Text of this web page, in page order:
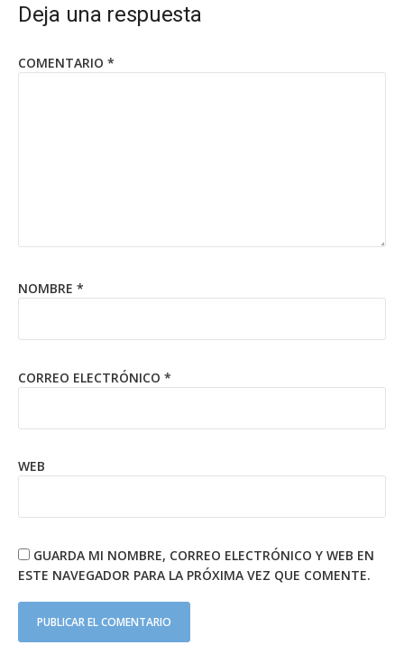
Deja una respuesta
COMENTARIO *
NOMBRE *
CORREO ELECTRÓNICO *
WEB
GUARDA MI NOMBRE, CORREO ELECTRÓNICO Y WEB EN
ESTE NAVEGADOR PARA LA PRÓXIMA VEZ QUE COMENTE.